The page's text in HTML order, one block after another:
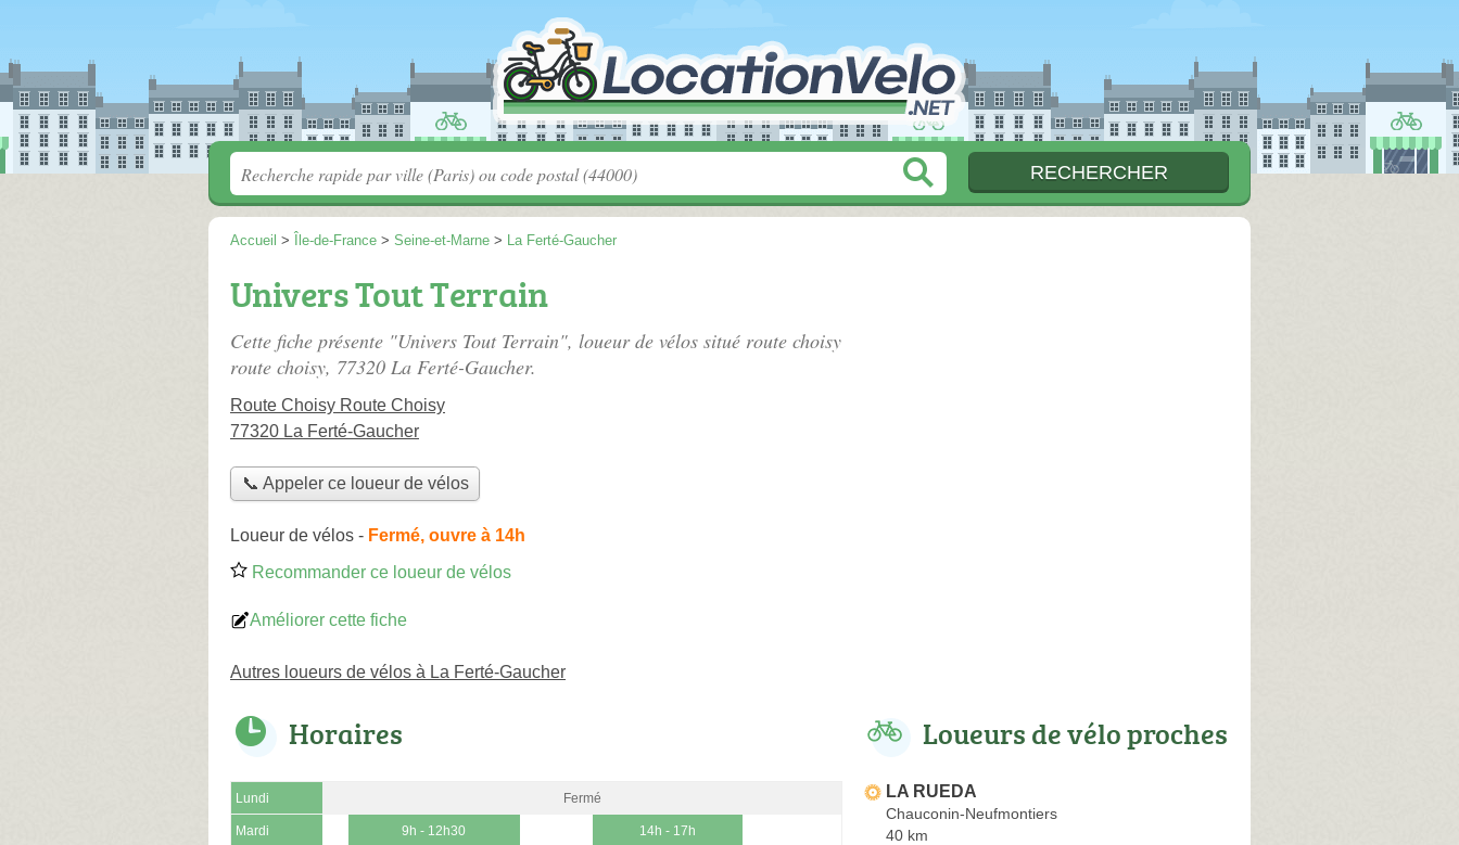
Accueil > Île-de-France > Seine-et-Marne > La Ferté-Gaucher
Univers Tout Terrain
Cette fiche présente "Univers Tout Terrain", loueur de vélos situé route choisy
route choisy, 77320 La Ferté-Gaucher.
Route Choisy Route Choisy
77320 La Ferté-Gaucher
📞 Appeler ce loueur de vélos
Loueur de vélos - Fermé, ouvre à 14h
Recommander ce loueur de vélos
Améliorer cette fiche
Autres loueurs de vélos à La Ferté-Gaucher
Horaires
Lundi Fermé
Mardi 9h - 12h30 14h - 17h
Loueurs de vélo proches
LA RUEDA
Chauconin-Neufmontiers
40 km